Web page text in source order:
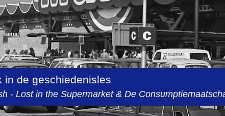
in de geschiedenisles
- Lost in the Supermarket & De